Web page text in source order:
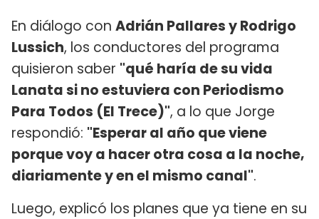
En diálogo con Adrián Pallares y Rodrigo
Lussich, los conductores del programa
quisieron saber "qué haría de su vida
Lanata si no estuviera con Periodismo
Para Todos (El Trece)", a lo que Jorge
respondió: "Esperar al año que viene
porque voy a hacer otra cosa a la noche,
diariamente y en el mismo canal".
Luego, explicó los planes que ya tiene en su